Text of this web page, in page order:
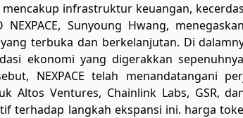
infrastruktur keuangan,
NEXPACE, Sunyoung Hwang,
terbuka dan berkelanjutan. Di
ekonomi yang digerakkan
NEXPACE telah menandatangani
Altos Ventures, Chainlink Labs, GSR,
terhadap langkah ekspansi ini. harga